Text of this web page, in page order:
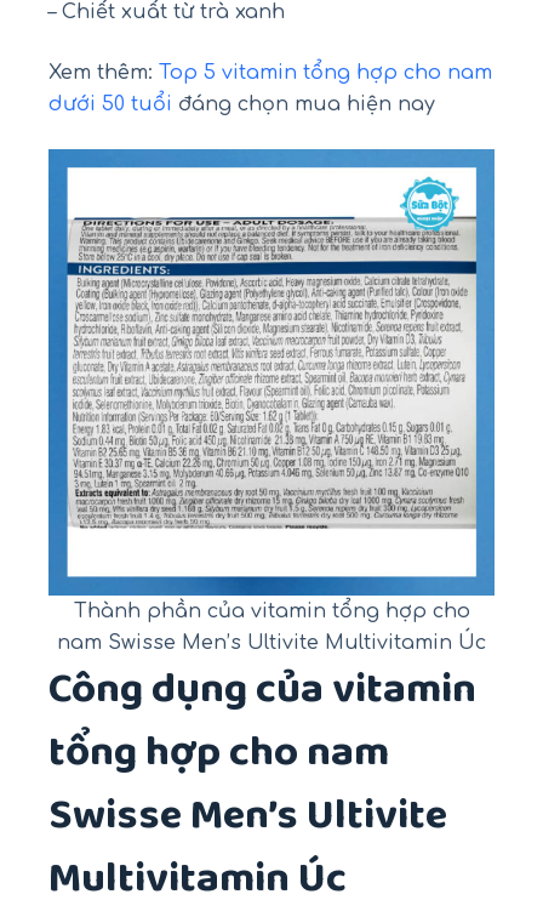
– Chiết xuất từ trà xanh
Xem thêm: Top 5 vitamin tổng hợp cho nam
dưới 50 tuổi đáng chọn mua hiện nay
Thành phần của vitamin tổng hợp cho
nam Swisse Men’s Ultivite Multivitamin Úc
Công dụng của vitamin
tổng hợp cho nam
Swisse Men’s Ultivite
Multivitamin Úc